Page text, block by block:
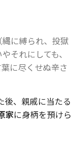
縄に縛られ、投獄
それにしても、
に尽くせぬ辛さ
後、親戚に当たる
家に身柄を預けら